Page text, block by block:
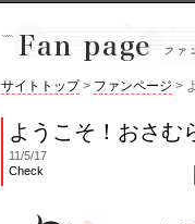
サイトトップ> ファンページ >
ようこそ！おさむ
11/5/17
Check